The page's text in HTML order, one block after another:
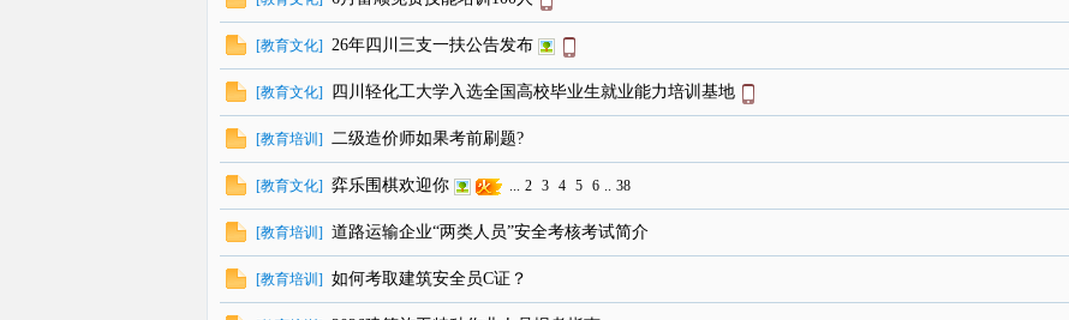
[教育文化] 26年四川三支一扶公告发布
[教育文化] 四川轻化工大学入选全国高校毕业生就业能力培训基地
[教育培训 ] 二级造价师如果考前刷题?
[教育文化] 弈乐围棋欢迎你 ... 2 3 4 5 6 .. 38
[教育培训 ] 道路运输企业“两类人员”安全考核考试简介
[教育培训 ] 如何考取建筑安全员C证？